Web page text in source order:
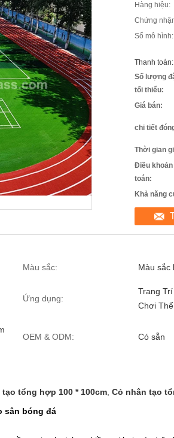
Hàng hiệu:
Chứng
Số mô hình:
Thanh toán:
Số lượng
tối thiểu:
Giá bán:
chi tiết
Thời gian
Điều khoản
toán:
Khả năng
Màu sắc: Màu sắc
Ứng dụng:
Trang
Chơi
OEM & ODM: Có sẵn
tạo tổng hợp 100 * 100cm Cỏ nhân tạo
sân bóng đá